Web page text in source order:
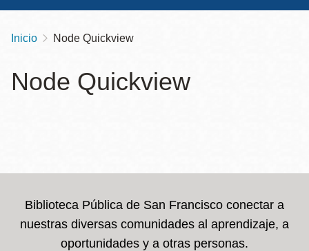
Sobrescribir
de
navegación
Inicio Node Quickview
Node Quickview
Biblioteca Pública de San Francisco conectar a
nuestras diversas comunidades al aprendizaje, a
oportunidades y a otras personas.